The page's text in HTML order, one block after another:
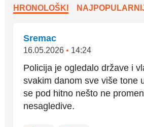
HRONOLOŠKI
Sremac
16.05.2026 • 14:24
Policija je ogledalo države i
svakim danom sve više tone
se pod hitno nešto ne
nesagledive.